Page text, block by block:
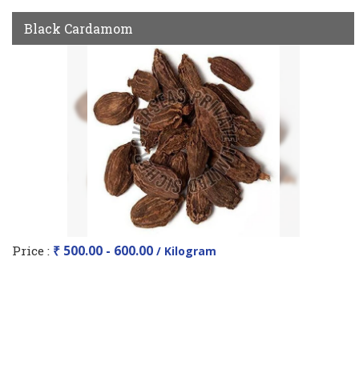
Black Cardamom
Price : ₹ 500.00 - 600.00 / Kilogram